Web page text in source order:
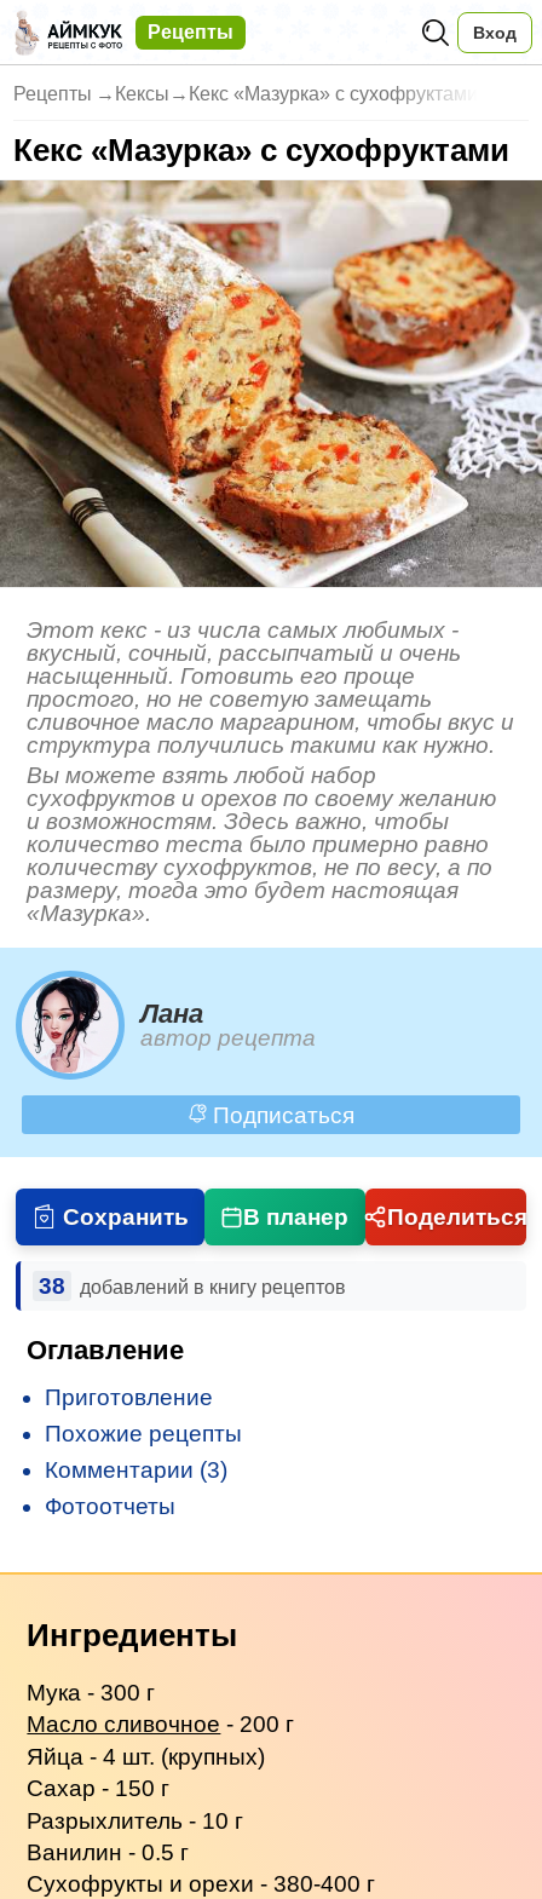
Рецепты Вход
Рецепты → Кексы → Кекс «Мазурка» с сухофруктами
Кекс «Мазурка» с сухофруктами
Этот кекс - из числа самых любимых -
вкусный, сочный, рассыпчатый и очень
насыщенный. Готовить его проще
простого, но не советую замещать
сливочное масло маргарином, чтобы вкус и
структура получились такими как нужно.
Вы можете взять любой набор
сухофруктов и орехов по своему желанию
и возможностям. Здесь важно, чтобы
количество теста было примерно равно
количеству сухофруктов, не по весу, а по
размеру, тогда это будет настоящая
«Мазурка».
Лана
автор рецепта
Подписаться
Сохранить В планер Поделиться
38 добавлений в книгу рецептов
Оглавление
Приготовление
Похожие рецепты
Комментарии (3)
Фотоотчеты
Ингредиенты
Мука - 300 г
Масло сливочное - 200 г
Яйца - 4 шт. (крупных)
Сахар - 150 г
Разрыхлитель - 10 г
Ванилин - 0.5 г
Сухофрукты и орехи - 380-400 г